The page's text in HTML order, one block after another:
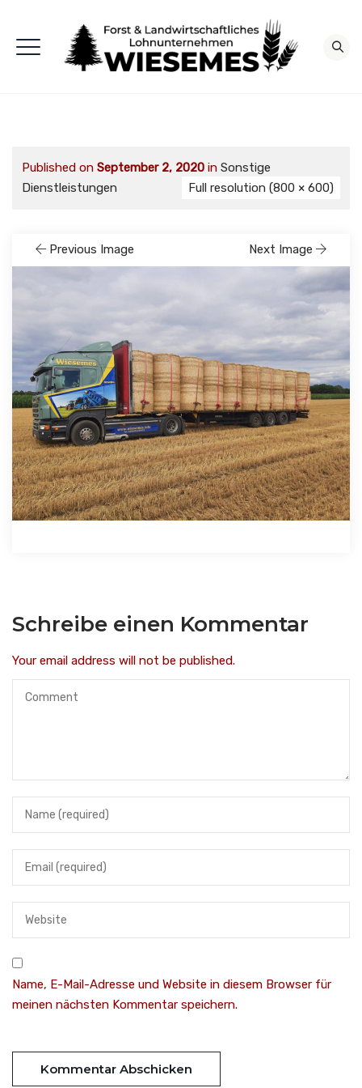
Published on September 2, 2020 in Sonstige
Dienstleistungen
Full resolution (800 × 600)
Previous Image Next Image
Schreibe einen Kommentar
Your email address will not be published.
Name, E-Mail-Adresse und Website in diesem Browser für
meinen nächsten Kommentar speichern.